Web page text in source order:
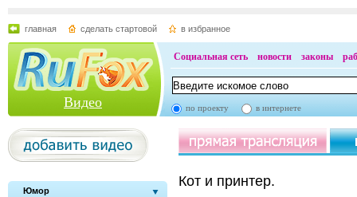
главная сделать стартовой в избранное
Видео
Социальная сеть новости законы
по проекту в интернете
Юмор
Кот и принтер.